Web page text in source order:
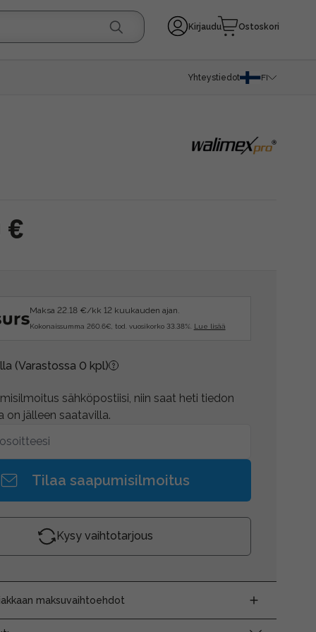
Kirjaudu Ostoskori
Yhteystiedot FI
€
Maksa 22.18 €/kk 12 kuukauden ajan.
Kokonaissumma 260.6€, tod. vuosikorko 33.38%. Lue lisää
(Varastossa 0 kpl)
sähköpostiisi, niin saat heti tiedon
on jälleen saatavilla.
Tilaa saapumisilmoitus
Kysy vaihtotarjous
maksuvaihtoehdot